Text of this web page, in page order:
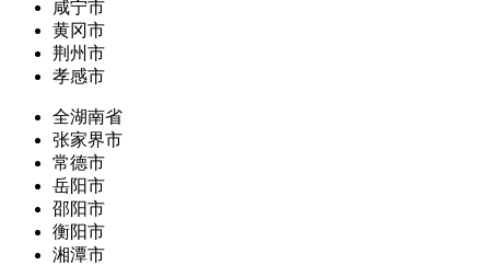
咸宁市
黄冈市
荆州市
孝感市
全湖南省
张家界市
常德市
岳阳市
邵阳市
衡阳市
湘潭市